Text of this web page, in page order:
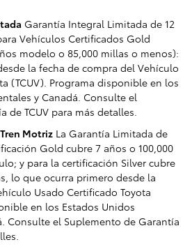
Garantía Integral Limitada de 12
Vehículos Certificados Gold
modelo o 85,000 millas o menos):
la fecha de compra del Vehículo
(TCUV). Programa disponible en los
y Canadá. Consulte el
de TCUV para más detalles.
Motriz La Garantía Limitada de
Gold cubre 7 años o 100,000
y para la certificación Silver cubre
lo que ocurra primero desde la
Usado Certificado Toyota
en los Estados Unidos
Consulte el Suplemento de Garantía